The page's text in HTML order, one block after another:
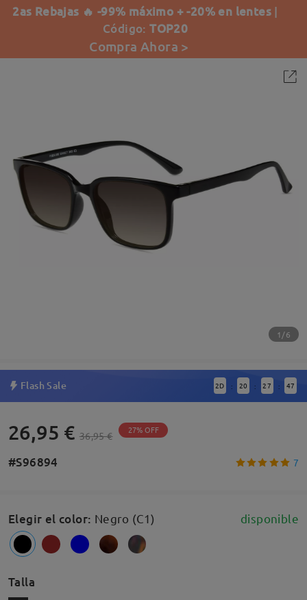
2as Rebajas 🔥 -99% máximo + -20% en lentes |
Código:TOP20
Compra Ahora >
1/6
Flash Sale 2D : 20 : 27 : 46
26,95 € 36,95 € 27% OFF
#S96894 7
Elegir el color: Negro (C1) disponible
Talla